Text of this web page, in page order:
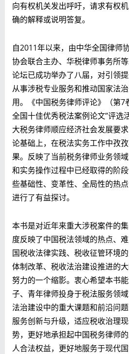
向有权机关发出呼吁，请求有权
确的解释或说明答复。
自2011年以来，由中华全国律师
协会联合主办、华税律师事务所
论坛已成功举办了八届，对引领
从事涉税专业服务和推动国家法
用。《中国税务律师评论》（第7
全国十佳优秀税法案例论文”评选
大税务律师顺应经济社会发展要
论基础上，在税法实务工作中孜
果。反映了当前税务律师业务领
和实务操作过程中已经取得的阶
些基础性、变革性、全局性的热
进行了有益探讨。
本书是对近年来重大涉税案件的
度反映了中国税法领域的热点、
国税收法律实践、税收征管环境
体制改革、税收法治建设推进的
努力的一个缩影。衷心希望本书
子、青年律师投身于税法服务领
法治建设中的重大课题和前沿问
服务创新与升级，适应税收治理
势，更好地承担起中国税务律师
人合法权益，更好地服务于现代